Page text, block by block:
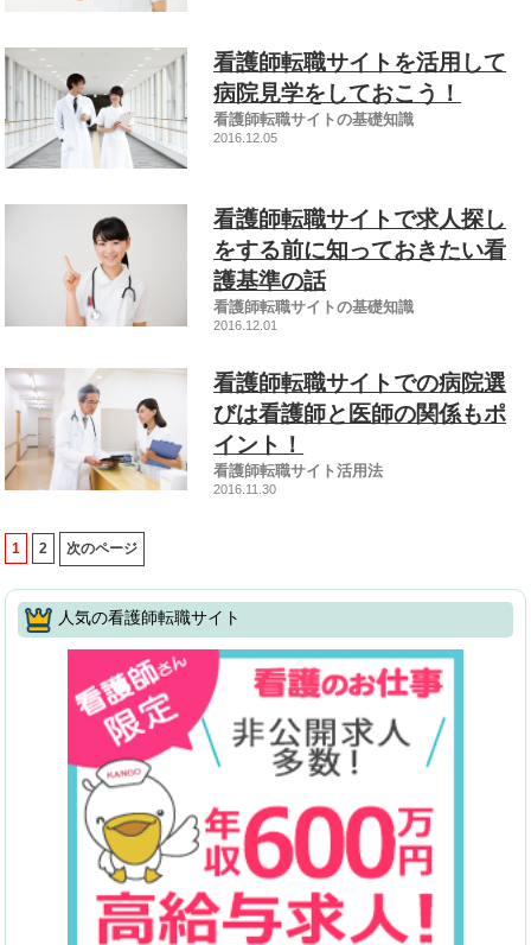
看護師転職サイトを活用して
病院見学をしておこう！
看護師転職サイトの基礎知識
2016.12.05
看護師転職サイトで求人探し
をする前に知っておきたい看
護基準の話
看護師転職サイトの基礎知識
2016.12.01
看護師転職サイトでの病院選
びは看護師と医師の関係もポ
イント！
看護師転職サイト活用法
2016.11.30
1 2 次のページ
人気の看護師転職サイト